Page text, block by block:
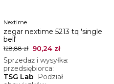
Nextime
zegar nextime 5213 tq 'single
bell'
128,88 zł 90,24 zł
Sprzedaż i wysyłka:
przedsiębiorca:
TSG Lab
Podział